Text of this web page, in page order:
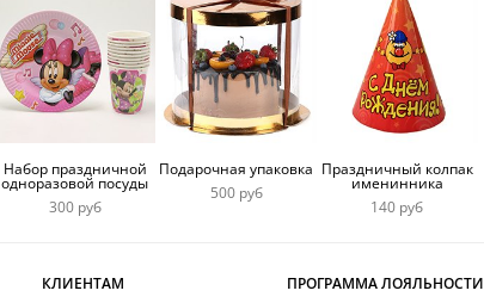
Набор праздничной
одноразовой посуды
300 руб
Подарочная упаковка
500 руб
Праздничный колпак
именинника
140 руб
КЛИЕНТАМ ПРОГРАММА ЛОЯЛЬНОСТИ